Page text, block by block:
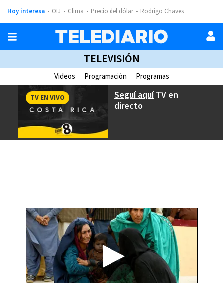
Hoy interesa OIJ Clima Precio del dólar Rodrigo Chaves
TELEVISIÓN
Videos Programación Programas
Seguí aquíTV en
directo
TV EN VIVO